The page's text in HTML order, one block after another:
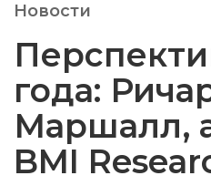
Новости
года:
Маршалл,
BMI